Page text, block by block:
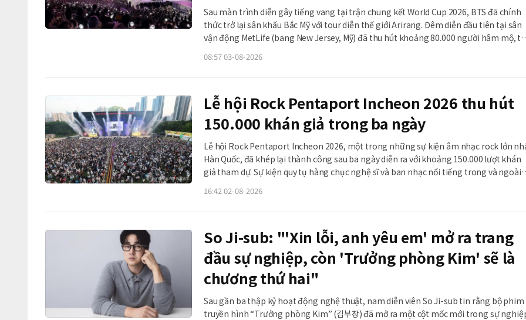
Sau màn trình diễn gây tiếng vang tại trận chung kết World Cup 2026, BTS đã chính
thức trở lại sân khấu Bắc Mỹ với tour diễn thế giới Arirang. Đêm diễn đầu tiên tại sân
vận động MetLife (bang New Jersey, Mỹ) đã thu hút khoảng 80.000 người hâm mộ,
và những th&
08:57 03-08-2026
Lễ hội Rock Pentaport Incheon 2026 thu hút
150.000 khán giả trong ba ngày
Lễ hội Rock Pentaport Incheon 2026, một trong những sự kiện âm nhạc rock lớn
Hàn Quốc, đã khép lại thành công sau ba ngày diễn ra với khoảng 150.000 lượt khán
giả tham dự. Sự kiện quy tụ hàng chục nghệ sĩ và ban nhạc nổi tiếng trong và ngoài
quyền thành phố Incheon cho biết Lễ hội Rock
16:42 02-08-2026
So Ji-sub: "'Xin lỗi, anh yêu em' mở ra trang
đầu sự nghiệp, còn 'Trưởng phòng Kim' sẽ là
chương thứ hai"
Sau gần ba thập kỷ hoạt động nghệ thuật, nam diễn viên So Ji-sub tin rằng bộ phim
truyền hình “Trưởng phòng Kim” (김부장) đã mở ra một cột mốc mới trong sự